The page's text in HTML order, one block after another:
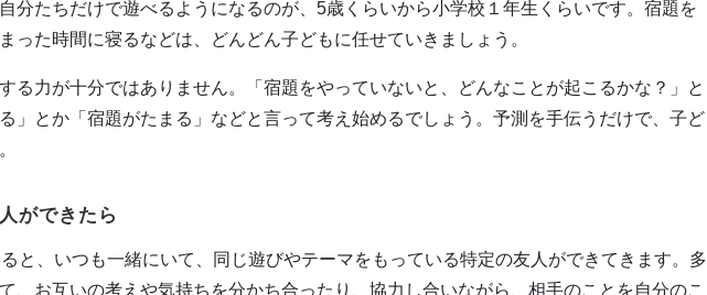
分たちだけで遊べるようになるのが、5歳くらいから小学校１年生くらいです。宿題を
った時間に寝るなどは、どんどん子どもに任せていきましょう。
る力が十分ではありません。「宿題をやっていないと、どんなことが起こるかな？」と
」とか「宿題がたまる」などと言って考え始めるでしょう。予測を手伝うだけで、子ど
ができたら
と、いつも一緒にいて、同じ遊びやテーマをもっている特定の友人ができてきます。多
、お互いの考えや気持ちを分かち合ったり、協力し合いながら、相手のことを自分のこ